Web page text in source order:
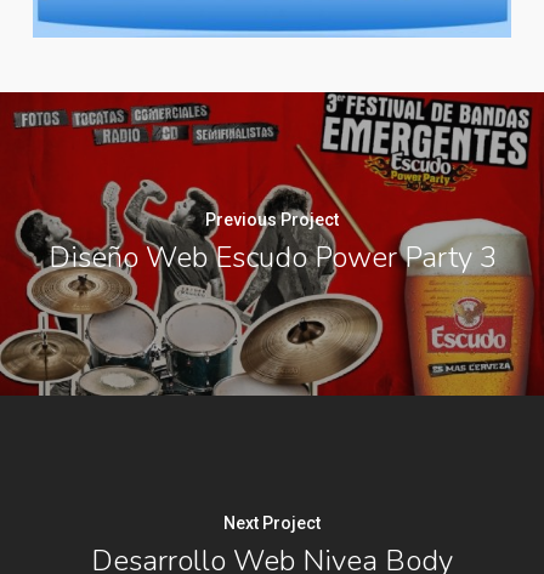
Previous Project
Diseño Web Escudo Power Party 3
Next Project
Desarrollo Web Nivea Body